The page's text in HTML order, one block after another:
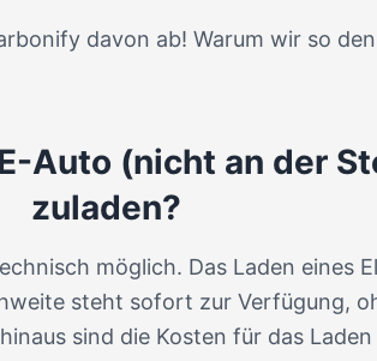
davon ab! Warum wir so
Auto (nicht an der
zuladen?
möglich. Das Laden eines
steht sofort zur Verfügung,
sind die Kosten für das Laden